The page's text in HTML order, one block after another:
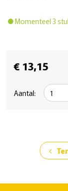
Momenteel 3
€ 13,15
Aantal:
chevron_left